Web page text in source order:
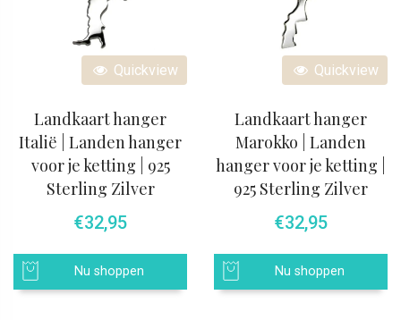
Quickview
Landkaart hanger
Italië | Landen hanger
voor je ketting | 925
Sterling Zilver
€32,95
Nu shoppen
Quickview
Landkaart hanger
Marokko | Landen
hanger voor je ketting |
925 Sterling Zilver
€32,95
Nu shoppen